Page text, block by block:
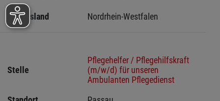
Bundesland Nordrhein-Westfalen
Stelle
Pflegehelfer / Pflegehilfskraft
(m/w/d) für unseren
Ambulanten Pflegedienst